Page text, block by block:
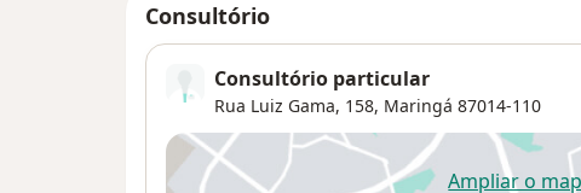
Consultório
Consultório particular
Rua Luiz Gama, 158, Maringá 87014-110
Ampliar o